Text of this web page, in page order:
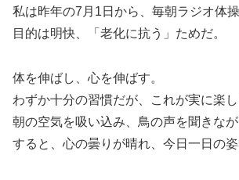
私は昨年の7月1日から、毎朝ラジオ体操
目的は明快、「老化に抗う」ためだ。
体を伸ばし、心を伸ばす。
わずか十分の習慣だが、これが実に楽し
朝の空気を吸い込み、鳥の声を聞きなが
すると、心の曇りが晴れ、今日一日の姿